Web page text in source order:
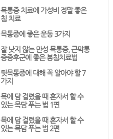
목통증 치료에 가성비 정말 좋은
침 치료
목통증에 좋은 운동 3가지
잘 낫지 않는 만성 목통증, 근막통
증증후군에 좋은 봉침치료법
뒷목통증에 대해 꼭 알아야 할 7
가지
목에 담 걸렸을 때 혼자서 할 수
있는 목담 푸는 법 1편
목에 담 걸렸을 때 혼자서 할 수
있는 목담 푸는 법 2편